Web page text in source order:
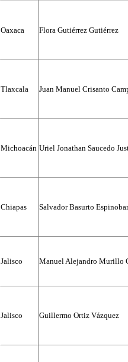
Oaxaca Flora Gutiérrez Gutiérrez
Tlaxcala Juan Manuel Crisanto
Michoacán Uriel Jonathan Saucedo
Chiapas Salvador Basurto
Jalisco Manuel Alejandro Murillo
Jalisco Guillermo Ortiz Vázquez